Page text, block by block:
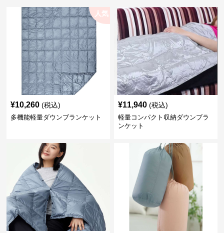
人気
¥10,260 (税込)
多機能軽量ダウンブランケット
¥11,940 (税込)
軽量コンパクト収納ダウンブラ
ンケット